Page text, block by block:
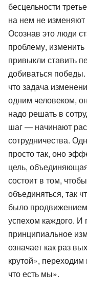
бесцельности
на нем не
Осознав это люди
проблему,
привыкли ставить
добиваться
что задача
одним человеком,
надо решать в
шаг — начинают
сотрудничества.
просто так, оно
цель,
состоит в том,
объединяться, так
было
успехом каждого. И
принципиальное
означает как раз
крутой»,
что есть мы».